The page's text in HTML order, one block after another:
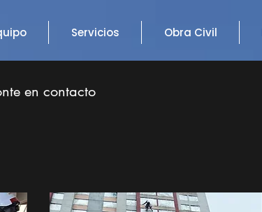
Servicios Obra Civil
en contacto